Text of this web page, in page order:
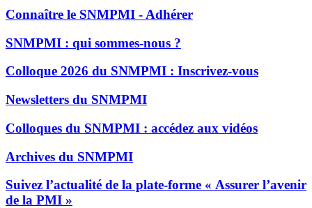
Connaître le SNMPMI - Adhérer
SNMPMI : qui sommes-nous ?
Colloque 2026 du SNMPMI : Inscrivez-vous
Newsletters du SNMPMI
Colloques du SNMPMI : accédez aux vidéos
Archives du SNMPMI
Suivez l’actualité de la plate-forme « Assurer l’avenir
de la PMI »